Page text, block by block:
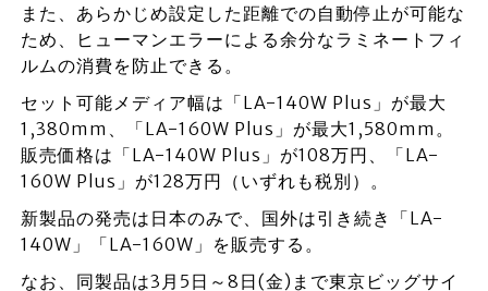
また、あらかじめ設定した距離での自動停止が可能な
ため、ヒューマンエラーによる余分なラミネートフィ
ルムの消費を防止できる。
セット可能メディア幅は「LA-140W Plus」が最大
1,380mm、「LA-160W Plus」が最大1,580mm。
販売価格は「LA-140W Plus」が108万円、「LA-
160W Plus」が128万円（いずれも税別）。
新製品の発売は日本のみで、国外は引き続き「LA-
140W」「LA-160W」を販売する。
なお、同製品は3月5日～8日(金)まで東京ビッグサイ